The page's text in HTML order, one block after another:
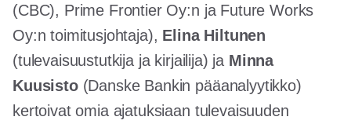
(CBC), Prime Frontier Oy:n ja Future Works
Oy:n toimitusjohtaja), Elina Hiltunen
(tulevaisuustutkija ja kirjailija) ja Minna
Kuusisto(Danske Bankin pääanalyytikko)
kertoivat omia ajatuksiaan tulevaisuuden